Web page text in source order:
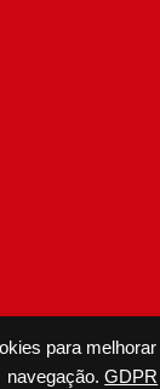
para
navegação. GDPR